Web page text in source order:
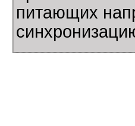
питающих